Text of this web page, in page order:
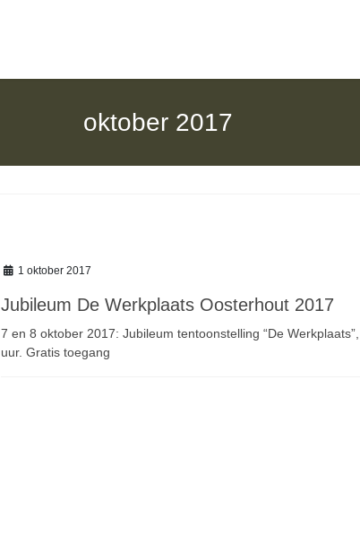
oktober 2017
1 oktober 2017
Jubileum De Werkplaats Oosterhout 2017
7 en 8 oktober 2017: Jubileum tentoonstelling “De
uur. Gratis toegang